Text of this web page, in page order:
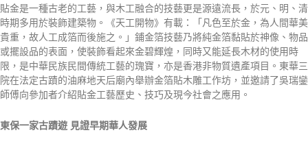
貼金是一種古老的工藝，與木工融合的技藝更是源遠流長，於元、明、清
時期多用於裝飾建築物。《天工開物》有載：「凡色至於金，為人間華美
貴重，故人工成箔而後施之。」鋪金箔技藝乃將純金箔黏貼於神像、物品
或擺設品的表面，使裝飾看起來金碧輝煌，同時又能延長木材的使用時
限，是中華民族民間傳統工藝的瑰寶，亦是香港非物質遺產項目。東華三
院在法定古蹟的油麻地天后廟內舉辦金箔貼木雕工作坊，並邀請了吳瑞鑾
師傅向參加者介紹貼金工藝歷史、技巧及現今社會之應用。
東保一家古蹟遊 見證早期華人發展